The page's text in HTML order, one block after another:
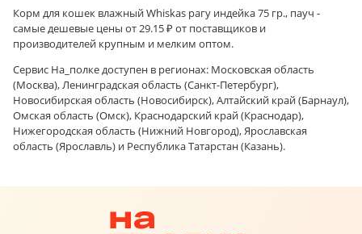
Корм для кошек влажный Whiskas рагу индейка 75 гр., пауч -
самые дешевые цены от 29.15 ₽ от поставщиков и
производителей крупным и мелким оптом.
Сервис На_полке доступен в регионах: Московская область
(Москва), Ленинградская область (Санкт-Петербург),
Новосибирская область (Новосибирск), Алтайский край (Барнаул),
Омская область (Омск), Краснодарский край (Краснодар),
Нижегородская область (Нижний Новгород), Ярославская
область (Ярославль) и Республика Татарстан (Казань).